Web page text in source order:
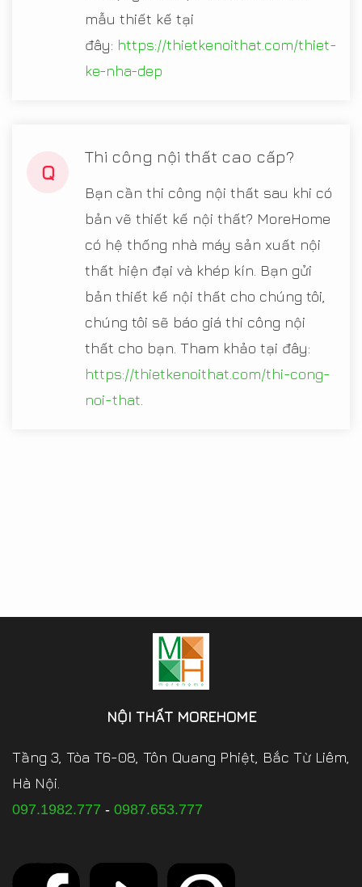
mẫu thiết kế tại
đây: https://thietkenoithat.com/thiet-
ke-nha-dep
Q
Thi công nội thất cao cấp?
Bạn cần thi công nội thất sau khi có
bản vẽ thiết kế nội thất? MoreHome
có hệ thống nhà máy sản xuất nội
thất hiện đại và khép kín. Bạn gửi
bản thiết kế nội thất cho chúng tôi,
chúng tôi sẽ báo giá thi công nội
thất cho bạn. Tham khảo tại đây:
https://thietkenoithat.com/thi-cong-
noi-that
NỘI THẤT MOREHOME
Tầng 3, Tòa T6-08, Tôn Quang Phiệt, Bắc Từ Liêm,
Hà Nội.
097.1982.777 - 0987.653.777